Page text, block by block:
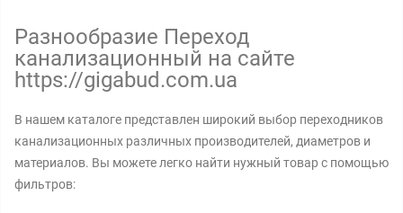
Разнообразие Переход
канализационный на сайте
https://gigabud.com.ua
В нашем каталоге представлен широкий выбор переходников
канализационных различных производителей, диаметров и
материалов. Вы можете легко найти нужный товар с помощью
фильтров: